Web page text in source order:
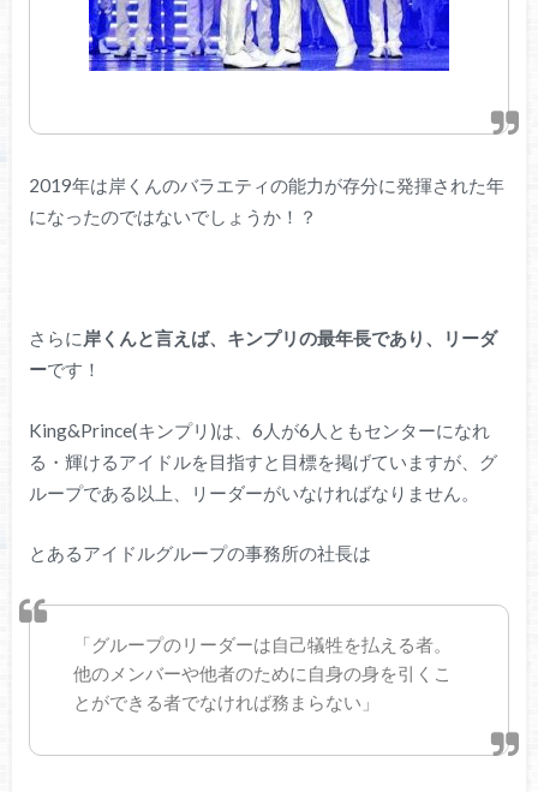
2019年は岸くんのバラエティの能力が存分に発揮された年
になったのではないでしょうか！？
さらに 岸くんと言えば、キンプリの最年長であり、リーダ
ーです！
King&Prince(キンプリ)は、6人が6人ともセンターになれ
る・輝けるアイドルを目指すと目標を掲げていますが、グ
ループである以上、リーダーがいなければなりません。
とあるアイドルグループの事務所の社長は
「グループのリーダーは自己犠牲を払える者。
他のメンバーや他者のために自身の身を引くこ
とができる者でなければ務まらない」